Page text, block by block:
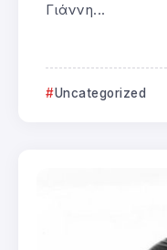
Γιάννη...
Uncategorized